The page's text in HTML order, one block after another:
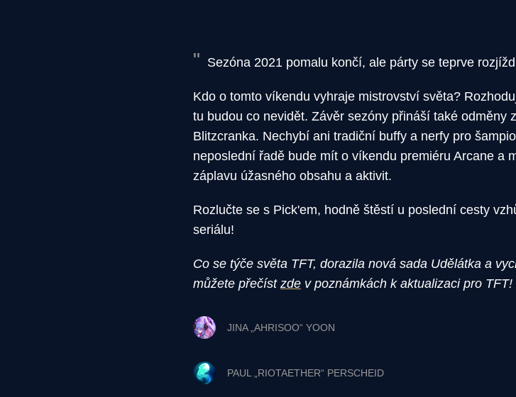
Sezóna 2021 pomalu končí, ale párty se teprve
Kdo o tomto víkendu vyhraje mistrovství světa?
tu budou co nevidět. Závěr sezóny přináší také odměny
Blitzcranka. Nechybí ani tradiční buffy a nerfy pro
neposlední řadě bude mít o víkendu premiéru Arcane a
záplavu úžasného obsahu a aktivit.
Rozlučte se s Pick'em, hodně štěstí u poslední cesty
seriálu!
Co se týče světa TFT, dorazila nová sada Udělátka a
můžete přečíst zde v poznámkách k aktualizaci pro TFT!
JINA „AHRISOO“ YOON
PAUL „RIOTAETHER“ PERSCHEID